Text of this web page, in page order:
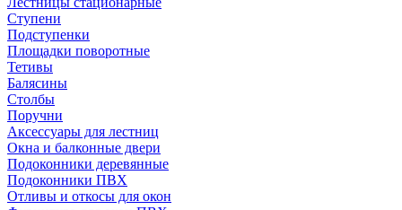
Ступени
Подступенки
Площадки поворотные
Тетивы
Балясины
Столбы
Поручни
Аксессуары для лестниц
Окна и балконные двери
Подоконники деревянные
Подоконники ПВХ
Отливы и откосы для окон